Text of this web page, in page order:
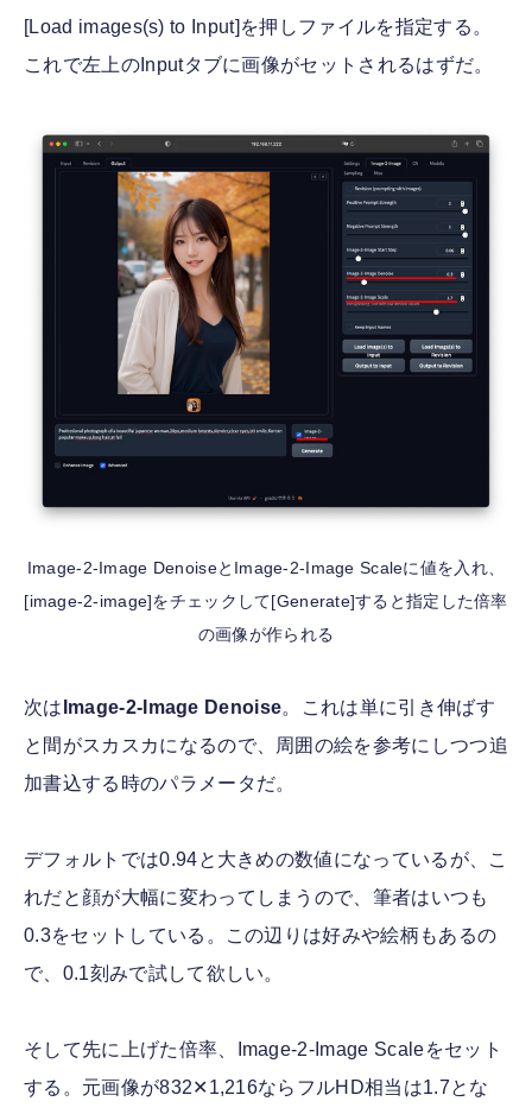
[Load images(s) to Input]を押しファイルを指定する。
これで左上のInputタブに画像がセットされるはずだ。
Image-2-Image DenoiseとImage-2-Image Scaleに値を入れ、
[image-2-image]をチェックして[Generate]すると指定した倍率
の画像が作られる
次は Image-2-Image Denoise。これは単に引き伸ばす
と間がスカスカになるので、周囲の絵を参考にしつつ追
加書込する時のパラメータだ。
デフォルトでは0.94と大きめの数値になっているが、こ
れだと顔が大幅に変わってしまうので、筆者はいつも
0.3をセットしている。この辺りは好みや絵柄もあるの
で、0.1刻みで試して欲しい。
そして先に上げた倍率、Image-2-Image Scaleをセット
する。元画像が832✕1,216ならフルHD相当は1.7とな